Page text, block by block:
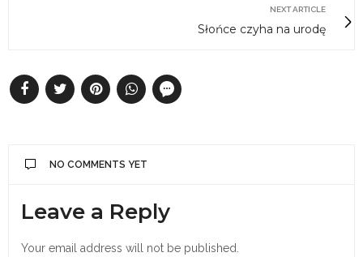
NEXT ARTICLE
Słońce czyha na urodę
NO COMMENTS YET
Leave a Reply
Your email address will not be published.